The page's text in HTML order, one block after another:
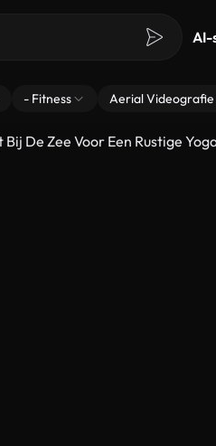
AI-
- Fitness Aerial Videografie
De Zee Voor Een Rustige